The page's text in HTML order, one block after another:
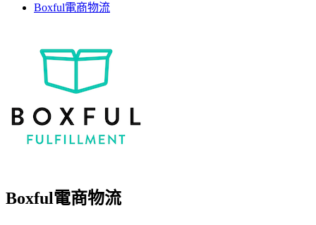
Boxful電商物流
Boxful電商物流